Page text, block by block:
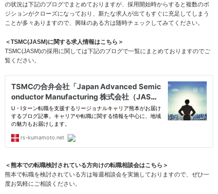
の状況は下記のブログでまとめておりますが、採用開始時からすると複数のポ
ジションがクローズになっており、新たな求人が出てもすぐに充足してしまう
ことが多々ありますので、興味のある方は随時チェックしてみてください。
＜TSMC(JASM)に関する求人情報はこちら＞
TSMC(JASM)の採用に関しては下記のブログで一覧にまとめておりますのでご
覧ください。
＜熊本での転職検討されている方向けの転職相談会はこちら＞
熊本で転職を検討されている方は毎週相談会を実施しておりますので、ぜひ一
度お気軽にご相談ください。